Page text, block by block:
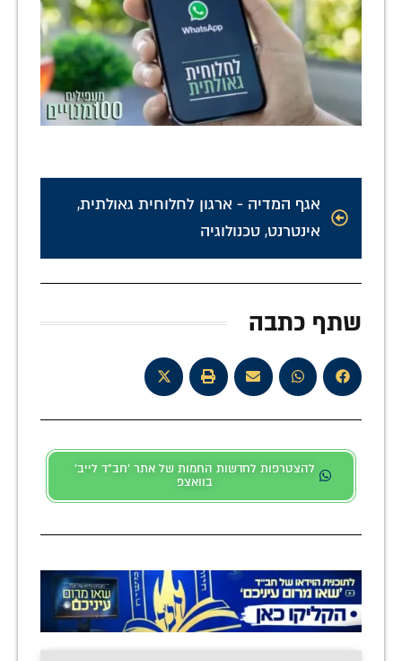
אגף המדיה - ארגון לחלוחית גאולתית,
אינטרנט, טכנולוגיה
שתף כתבה
להצטרפות לחדשות החמות של אתר 'חב"ד לייב'
בוואצפ